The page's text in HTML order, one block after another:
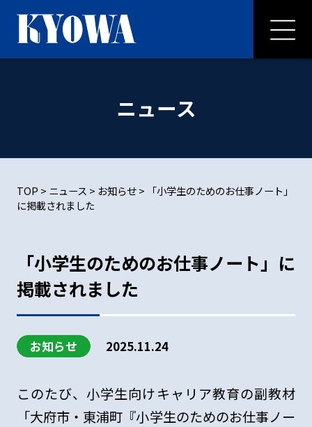
ニュース
TOP > ニュース > お知らせ>
「小学生のためのお仕事ノート」
に掲載されました
「小学生のためのお仕事ノート」に
掲載されました
お知らせ 2025.11.24
このたび、小学生向けキャリア教育の副教材
「大府市・東浦町『小学生のためのお仕事ノー